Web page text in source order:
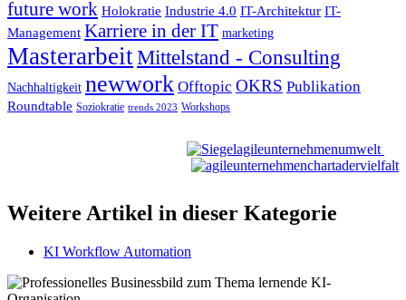
future work Holokratie Industrie 4.0 IT-Architektur IT-
Management Karriere in der IT marketing
MasterarbeitMittelstand - Consulting
Nachhaltigkeit newwork Offtopic OKRS Publikation
Roundtable Soziokratie trends 2023 Workshops
Weitere Artikel in dieser Kategorie
KI Workflow Automation